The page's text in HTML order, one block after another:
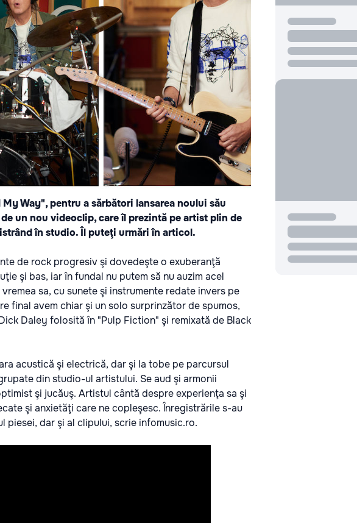
Way", pentru a sărbători lansarea noului său
un nou videoclip, care îl prezintă pe artist plin de
în studio. Îl puteţi urmări în articol.
de rock progresiv şi dovedeşte o exuberanţă
şi bas, iar în fundal nu putem să nu auzim acel
sa, cu sunete şi instrumente redate invers pe
final avem chiar şi un solo surprinzător de spumos,
Daley folosită în "Pulp Fiction" şi remixată de Black
acustică şi electrică, dar şi la tobe pe parcursul
din studio-ul artistului. Se aud şi armonii
şi jucăuş. Artistul cântă despre experienţa sa şi
şi anxietăţi care ne copleşesc. Înregistrările s-au
piesei, dar şi al clipului, scrie infomusic.ro.